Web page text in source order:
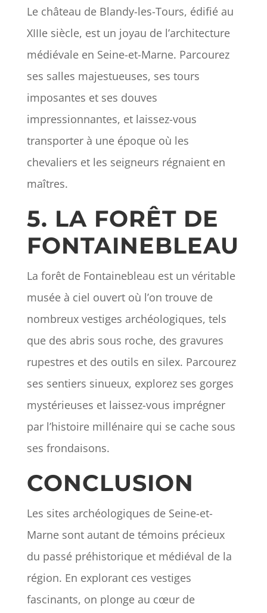
Le château de Blandy-les-Tours, édifié au
XIIIe siècle, est un joyau de l’architecture
médiévale en Seine-et-Marne. Parcourez
ses salles majestueuses, ses tours
imposantes et ses douves
impressionnantes, et laissez-vous
transporter à une époque où les
chevaliers et les seigneurs régnaient en
maîtres.
5. LA FORÊT DE
FONTAINEBLEAU
La forêt de Fontainebleau est un véritable
musée à ciel ouvert où l’on trouve de
nombreux vestiges archéologiques, tels
que des abris sous roche, des gravures
rupestres et des outils en silex. Parcourez
ses sentiers sinueux, explorez ses gorges
mystérieuses et laissez-vous imprégner
par l’histoire millénaire qui se cache sous
ses frondaisons.
CONCLUSION
Les sites archéologiques de Seine-et-
Marne sont autant de témoins précieux
du passé préhistorique et médiéval de la
région. En explorant ces vestiges
fascinants, on plonge au cœur de